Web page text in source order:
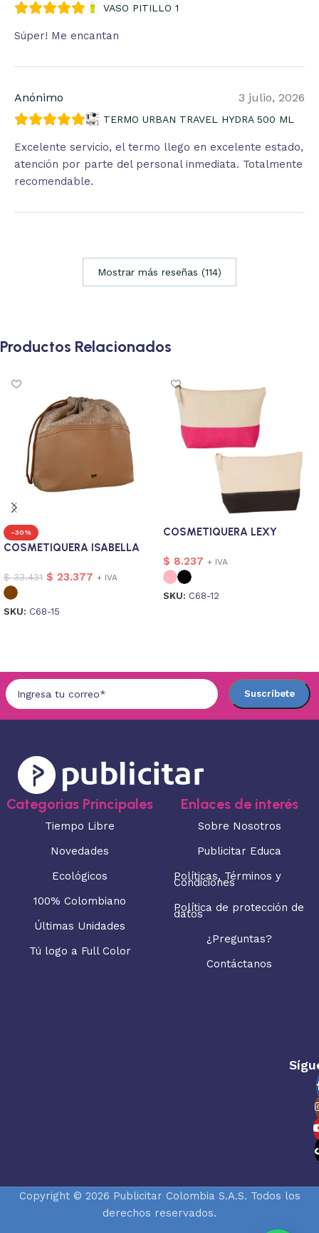
VASO PITILLO 1
Súper! Me encantan
Anónimo 3 julio, 2026
TERMO URBAN TRAVEL HYDRA 500 ML
Excelente servicio, el termo llego en excelente estado,
atención por parte del personal inmediata. Totalmente
recomendable.
Mostrar más reseñas (114)
Productos Relacionados
-30%
COSMETIQUERA ISABELLA
$33.431 $ 23.377 + IVA
SKU: C68-15
COSMETIQUERA LEXY
$ 8.237 + IVA
SKU: C68-12
Categorias Principales
Tiempo Libre
Novedades
Ecológicos
100% Colombiano
Últimas Unidades
Tú logo a Full Color
Enlaces de interés
Sobre Nosotros
Publicitar Educa
Políticas, Términos y
Condiciones
Política de protección de
datos
¿Preguntas?
Contáctanos
Copyright © 2026 Publicitar Colombia S.A.S. Todos los
derechos reservados.